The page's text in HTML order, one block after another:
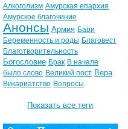
Алкоголизм Амурская епархия
Амурское благочиние
Анонсы Армия Бари
Беременность и роды Благовест
Благотворительность
Богословие Брак В начале
было слово Великий пост Вера
Викариатство Вопросы
Показать все теги